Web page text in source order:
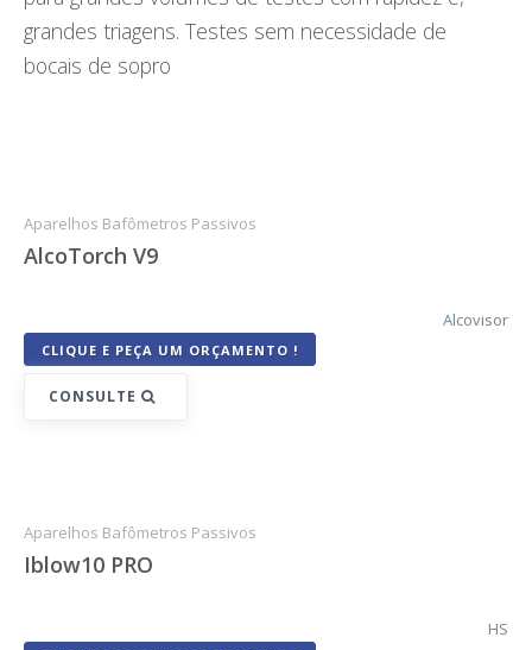
BLOG
CONTATO
grandes triagens. Testes sem necessidade de
bocais de sopro
Aparelhos Bafômetros Passivos
AlcoTorch V9
Alcovisor
CLIQUE E PEÇA UM ORÇAMENTO !
CONSULTE
Aparelhos Bafômetros Passivos
Iblow10 PRO
HS